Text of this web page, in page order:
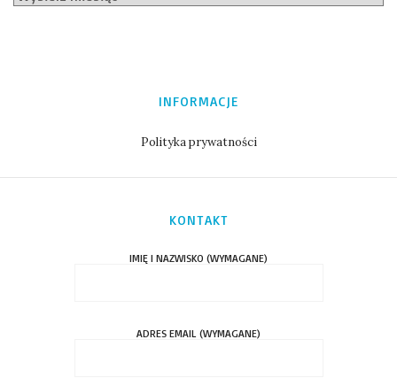
INFORMACJE
Polityka prywatności
KONTAKT
IMIĘ I NAZWISKO (WYMAGANE)
ADRES EMAIL (WYMAGANE)